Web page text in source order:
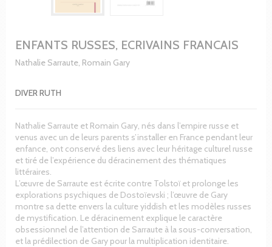
ENFANTS RUSSES, ECRIVAINS FRANCAIS
Nathalie Sarraute, Romain Gary
DIVER RUTH
Nathalie Sarraute et Romain Gary, nés dans l’empire russe et
venus avec un de leurs parents s’installer en France pendant leur
enfance, ont conservé des liens avec leur héritage culturel russe
et tiré de l’expérience du déracinement des thématiques
littéraires.
L’œuvre de Sarraute est écrite contre Tolstoï et prolonge les
explorations psychiques de Dostoïevski ; l’œuvre de Gary
montre sa dette envers la culture yiddish et les modèles russes
de mystification. Le déracinement explique le caractère
obsessionnel de l’attention de Sarraute à la sous-conversation,
et la prédilection de Gary pour la multiplication identitaire.